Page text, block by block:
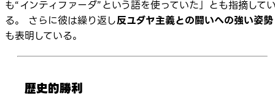
も“インティファーダ”という語を使っていた」とも指摘して
る。 さらに彼は繰り返し反ユダヤ主義との闘いへの強い姿勢
も表明している。
歴史的勝利